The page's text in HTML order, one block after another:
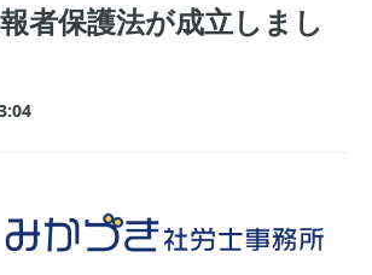
者保護法が成立しまし